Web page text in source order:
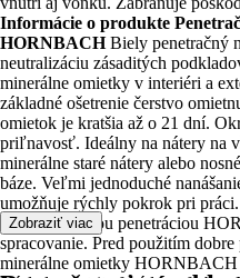
Informácie o produkte
HORNBACHBiely penetračný
neutralizáciu zásaditých
minerálne omietky v interiéri a
základné ošetrenie čerstvo
omietok je kratšia až o 21 dní.
priľnavosť. Ideálny na nátery na
minerálne staré nátery alebo
báze. Veľmi jednoduché
umožňuje rýchly pokrok pri
ošetriť fasádnou penetráciou
spracovanie. Pred použitím dobre
minerálne omietky HORNBACH
Zobraziť viac